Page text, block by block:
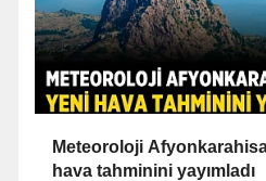
Meteoroloji
hava tahminini yayımladı